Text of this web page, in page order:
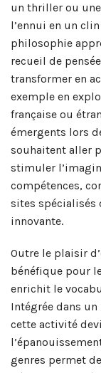
un thriller ou
l’ennui en un
philosophie
recueil de
transformer en
exemple en
française ou
émergents lors
souhaitent aller
stimuler
compétences,
sites spécialisés
innovante.
Outre le plaisir
bénéfique pour
enrichit le
Intégrée dans
cette activité
genres permet